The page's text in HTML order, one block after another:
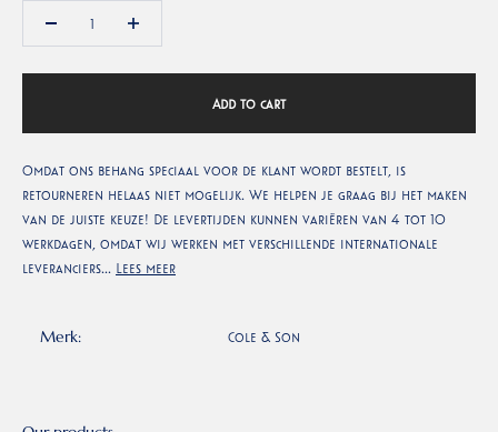
Add to cart
Omdat ons behang speciaal voor de klant wordt bestelt, is
retourneren helaas niet mogelijk. We helpen je graag bij het maken
van de juiste keuze! De levertijden kunnen variëren van 4 tot 10
werkdagen, omdat wij werken met verschillende internationale
leveranciers... Lees meer
Merk: Cole & Son